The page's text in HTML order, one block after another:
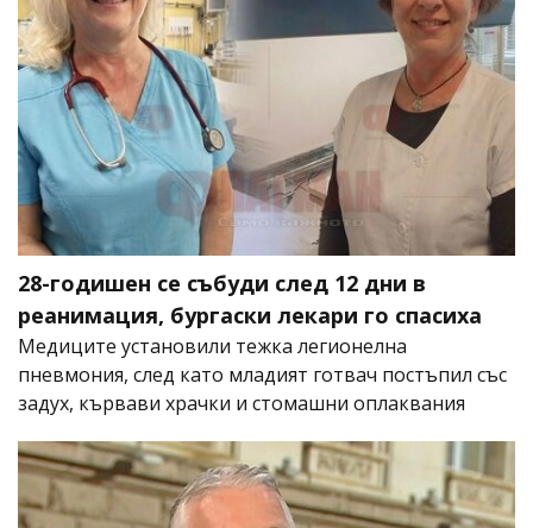
28-годишен се събуди след 12 дни в
реанимация, бургаски лекари го спасиха
Медиците установили тежка легионелна
пневмония, след като младият готвач постъпил със
задух, кървави храчки и стомашни оплаквания